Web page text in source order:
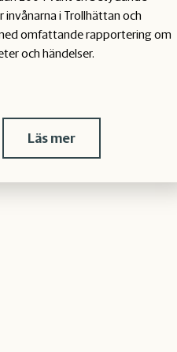
invånarna i Trollhättan och
omfattande rapportering om
och händelser.
Läs mer